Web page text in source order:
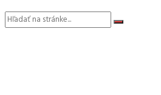
Vyhľadávanie: